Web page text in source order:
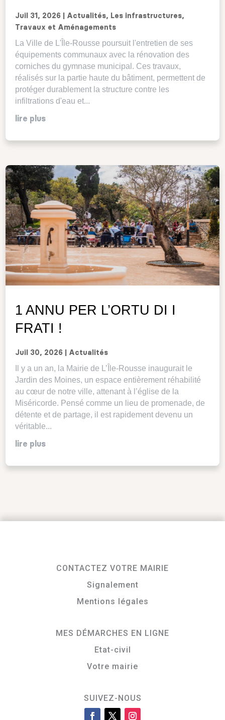
Juil 31, 2026 Actualités, Les infrastructures,
Travaux et Aménagements
La Ville de L'Île-Rousse poursuit l'entretien de ses
équipements communaux avec la rénovation des
corniches du gymnase municipal. Ces travaux,
réalisés sur la partie haute du bâtiment, permettent de
protéger durablement la structure contre les
infiltrations d'eau et...
lire plus
1 ANNU PER L’ORTU DI I
FRATI !
Juil 30, 2026 Actualités
Il y a un an, la Mairie de L’Île-Rousse inaugurait le
Jardin des Moines, un espace entièrement réhabilité
au cœur de notre ville, attenant à l’église de la
Miséricorde. Pensé comme un lieu de promenade, de
détente et de partage, il est rapidement devenu un
véritable...
lire plus
CONTACTEZ VOTRE MAIRIE
Signalement
Mentions légales
MES DÉMARCHES EN LIGNE
Etat-civil
Votre mairie
SUIVEZ-NOUS